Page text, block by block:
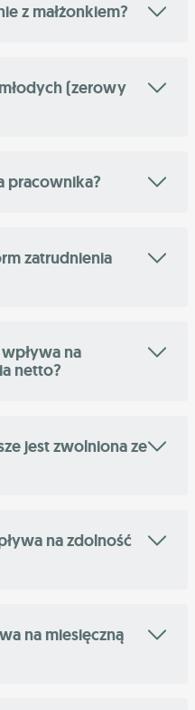
z małżonkiem?
(zerowy
pracownika?
zatrudnienia
na
netto?
jest zwolniona ze
na zdolność
na miesięczną